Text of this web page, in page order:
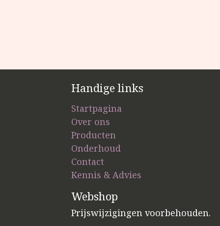
Handige links
Startpagina
Over ons
Producten
Onderhoud
Contact
Kennis & Advies
Webshop
Prijswijzigingen voorbehouden.